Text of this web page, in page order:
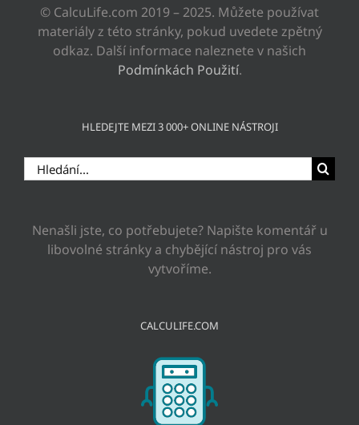
© CalcuLife.com 2019 – 2025. Můžete používat
materiály z této stránky, pokud uvedete zpětný
odkaz. Další informace naleznete v našich
Podmínkách Použití.
HLEDEJTE MEZI 3 000+ ONLINE NÁSTROJI
Hledat:
Nenašli jste, co potřebujete? Napište komentář u
libovolné stránky a chybějící nástroj pro vás
vytvoříme.
CALCULIFE.COM